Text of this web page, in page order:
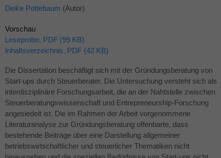
Deike Pottebaum (Autor)
Vorschau
Leseprobe, PDF (99 KB)
Inhaltsverzeichnis, PDF (42 KB)
Die Dissertation beschäftigt sich mit der Gründungsberatung von
Start-ups durch Steuerberater. Die Untersuchung versteht sich als
interdisziplinäre Forschungsarbeit, die an der Nahtstelle zwischen
Steuerberatungswissenschaft und Entrepreneurship-Forschung
angesiedelt ist. Die im Rahmen der Arbeit vorgenommene
Literaturanalyse zur Gründungsberatung offenbarte, dass
bestehende Beiträge über eine Darstellung allgemeiner
betriebswirtschaftlicher und steuerlicher Thematiken nicht